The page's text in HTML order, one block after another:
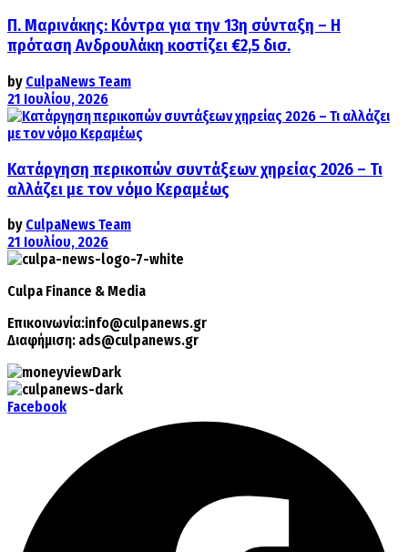
Π. Μαρινάκης: Κόντρα για την 13η σύνταξη – Η
πρόταση Ανδρουλάκη κοστίζει €2,5 δισ.
by CulpaNews Team
21 Ιουλίου, 2026
Κατάργηση περικοπών συντάξεων χηρείας 2026 – Τι
αλλάζει με τον νόμο Κεραμέως
by CulpaNews Team
21 Ιουλίου, 2026
Culpa Finance & Media
Επικοινωνία:info@culpanews.gr
Διαφήμιση: ads@culpanews.gr
Facebook